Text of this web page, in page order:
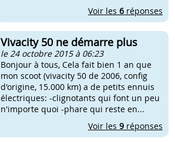
Voir les 6 réponses
Vivacity 50 ne démarre plus
le 24 octobre 2015 à 06:23
Bonjour à tous, Cela fait bien 1 an que
mon scoot (vivacity 50 de 2006, config
d'origine, 15.000 km) a de petits ennuis
électriques: -clignotants qui font un peu
n'importe quoi -phare qui reste en...
Voir les 9 réponses